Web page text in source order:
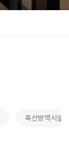
축산방역시설